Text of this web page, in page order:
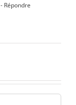
- Répondre